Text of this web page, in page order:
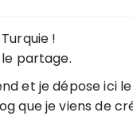
!
partage.
et je dépose ici
que je viens de